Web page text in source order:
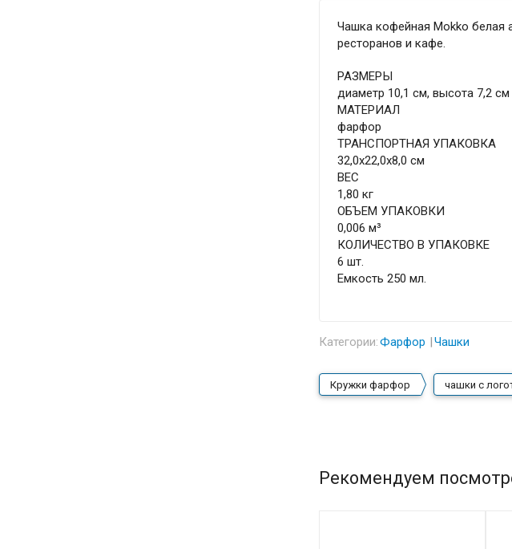
Чашка кофейная Mokko белая
ресторанов и кафе.
РАЗМЕРЫ
диаметр 10,1 см, высота 7,2 см
МАТЕРИАЛ
фарфор
ТРАНСПОРТНАЯ УПАКОВКА
32,0x22,0x8,0 см
ВЕС
1,80 кг
ОБЪЕМ УПАКОВКИ
0,006 м³
КОЛИЧЕСТВО В УПАКОВКЕ
6 шт.
Емкость 250 мл.
Категории:Фарфор Чашки
Кружки фарфор чашки с
Рекомендуем